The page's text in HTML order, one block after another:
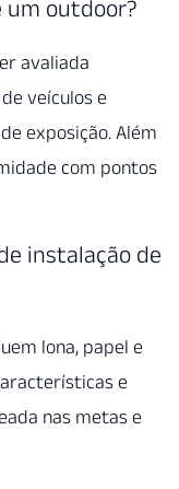
um outdoor?
avaliada
veículos e
exposição. Além
com pontos
instalação de
lona, papel e
e
nas metas e